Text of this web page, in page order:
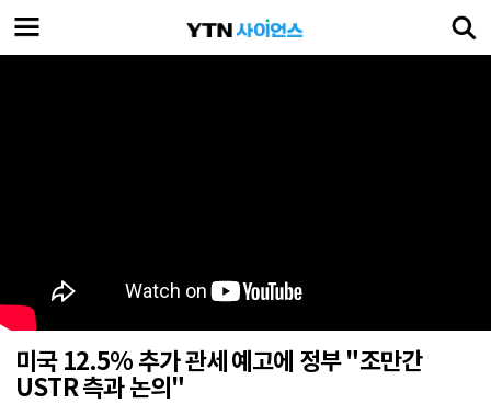
미국 12.5% 추가 관세 예고에 정부 "조만간
USTR 측과 논의"